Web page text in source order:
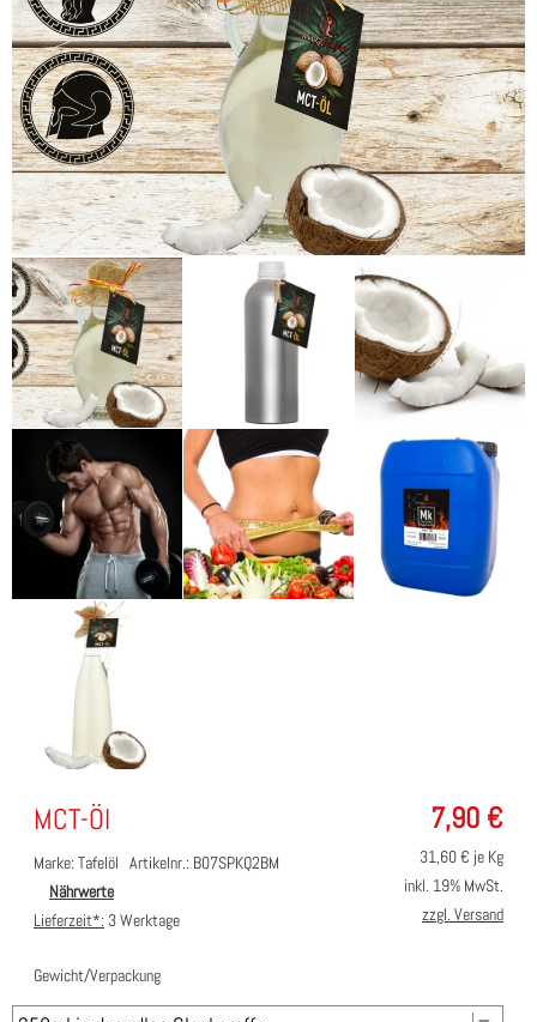
7,90 €
MCT-Öl
Marke: Tafelöl Artikelnr.: B07SPKQ2BM
Nährwerte
Lieferzeit*: 3 Werktage
31,60€ je Kg
inkl. 19% MwSt.
zzgl. Versand
Gewicht/Verpackung